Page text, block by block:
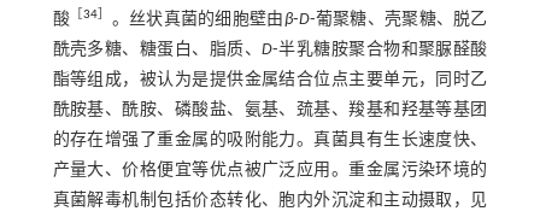
酸［34 。丝状真菌的细胞壁由 β⁃D⁃葡聚糖、壳聚糖、脱乙
酰壳多糖、糖蛋白、脂质、 D⁃半乳糖胺聚合物和聚脲醛酸
酯等组成，被认为是提供金属结合位点主要单元，同时乙
酰胺基、酰胺、磷酸盐、氨基、巯基、羧基和羟基等基团
的存在增强了重金属的吸附能力。真菌具有生长速度快、
产量大、价格便宜等优点被广泛应用。重金属污染环境的
真菌解毒机制包括价态转化、胞内外沉淀和主动摄取，见